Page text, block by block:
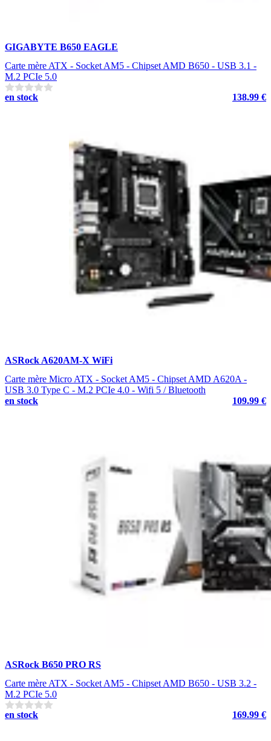
GIGABYTE B650 EAGLE
Carte mère ATX - Socket AM5 - Chipset AMD B650 - USB 3.1 -
M.2 PCIe 5.0
en stock
138.99 €
ASRock A620AM-X WiFi
Carte mère Micro ATX - Socket AM5 - Chipset AMD A620A -
USB 3.0 Type C - M.2 PCIe 4.0 - Wifi 5 / Bluetooth
en stock
109.99 €
ASRock B650 PRO RS
Carte mère ATX - Socket AM5 - Chipset AMD B650 - USB 3.2 -
M.2 PCIe 5.0
en stock
169.99 €